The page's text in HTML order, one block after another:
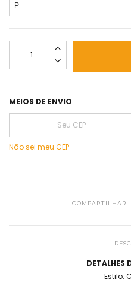
MEIOS DE ENVIO
Não sei meu CEP
COMPARTILHAR
DETALHES
Estilo: